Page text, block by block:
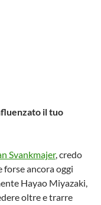
il tuo
Svankmajer, credo
forse ancora oggi
Hayao Miyazaki,
oltre e trarre